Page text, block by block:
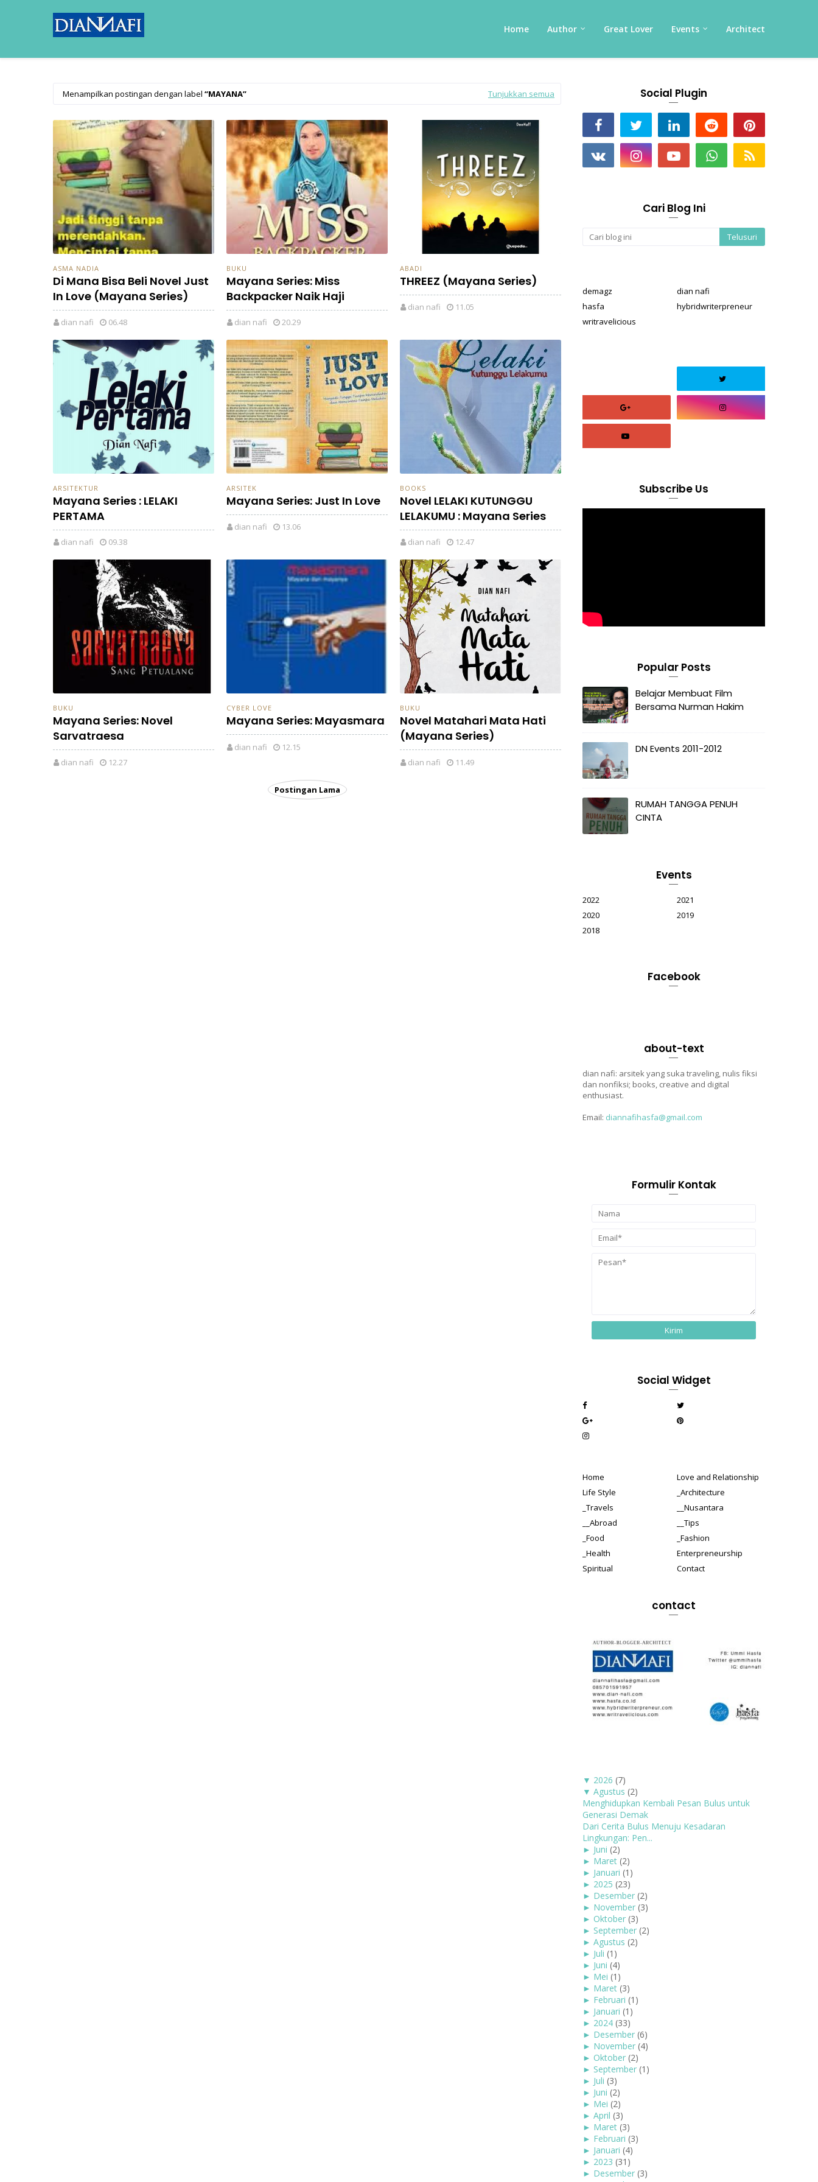
Home Author Great Lover Events Architect
Menampilkan postingan dengan label MAYANA Tunjukkan semua
ASMA NADIA
Di Mana Bisa Beli Novel Just
In Love (Mayana Series)
dian nafi 06.48
BUKU
Mayana Series: Miss
Backpacker Naik Haji
dian nafi 20.29
ABADI
THREEZ (Mayana Series)
dian nafi 11.05
ARSITEKTUR
Mayana Series : LELAKI
PERTAMA
dian nafi 09.38
ARSITEK
Mayana Series: Just In Love
dian nafi 13.06
BOOKS
Novel LELAKI KUTUNGGU
LELAKUMU : Mayana Series
dian nafi 12.47
BUKU
Mayana Series: Novel
Sarvatraesa
dian nafi 12.27
CYBER LOVE
Mayana Series: Mayasmara
dian nafi 12.15
BUKU
Novel Matahari Mata Hati
(Mayana Series)
dian nafi 11.49
Postingan Lama
Social Plugin
Cari Blog Ini
demagz
dian nafi
hasfa
hybridwriterpreneur
writravelicious
Subscribe Us
Popular Posts
Belajar Membuat Film
Bersama Nurman Hakim
DN Events 2011-2012
RUMAH TANGGA PENUH
CINTA
Events
2022
2021
2020
2019
2018
Facebook
about-text
dian nafi: arsitek yang suka traveling, nulis fiksi
dan nonfiksi; books, creative and digital
enthusiast.
Email: diannafihasfa@gmail.com
Formulir Kontak
Social Widget
Home
Love and Relationship
Life Style
_Architecture
_Travels
__Nusantara
__Abroad
__Tips
_Food
_Fashion
_Health
Enterpreneurship
Spiritual
Contact
contact
▼ 2026 (7)
▼ Agustus (2)
Menghidupkan Kembali Pesan Bulus untuk
Generasi Demak
Dari Cerita Bulus Menuju Kesadaran
Lingkungan: Pen...
► Juni (2)
► Maret (2)
► Januari (1)
► 2025 (23)
► Desember (2)
► November (3)
► Oktober (3)
► September (2)
► Agustus (2)
► Juli (1)
► Juni (4)
► Mei (1)
► Maret (3)
► Februari (1)
► Januari (1)
► 2024 (33)
► Desember (6)
► November (4)
► Oktober (2)
► September (1)
► Juli (3)
► Juni (2)
► Mei (2)
► April (3)
► Maret (3)
► Februari (3)
► Januari (4)
► 2023 (31)
► Desember (3)